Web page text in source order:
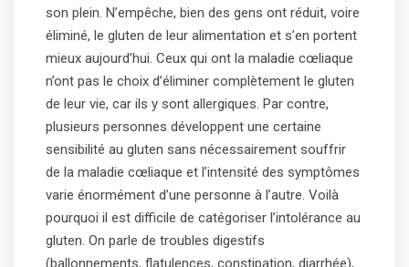
son plein. N’empêche, bien des gens ont réduit, voire
éliminé, le gluten de leur alimentation et s’en portent
mieux aujourd’hui. Ceux qui ont la maladie cœliaque
n’ont pas le choix d’éliminer complètement le gluten
de leur vie, car ils y sont allergiques. Par contre,
plusieurs personnes développent une certaine
sensibilité au gluten sans nécessairement souffrir
de la maladie cœliaque et l’intensité des symptômes
varie énormément d’une personne à l’autre. Voilà
pourquoi il est difficile de catégoriser l’intolérance au
gluten. On parle de troubles digestifs
(ballonnements, flatulences, constipation, diarrhée),